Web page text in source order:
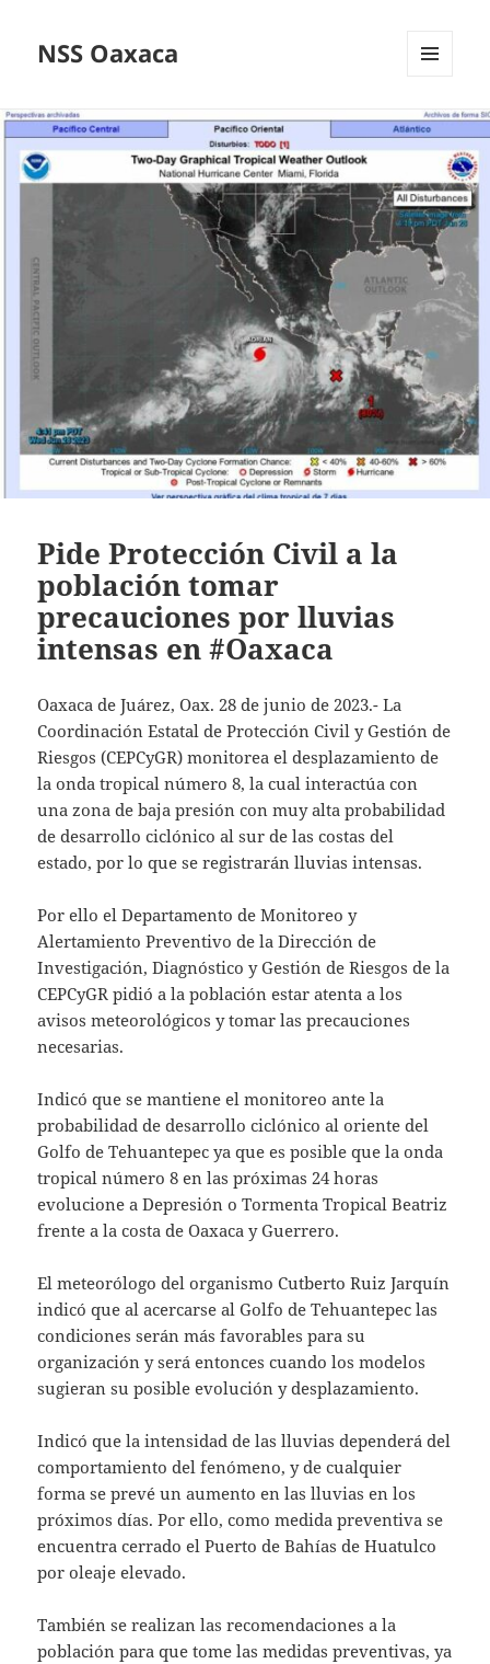
NSS Oaxaca
WIDGETS
Pide Protección Civil a la
población tomar
precauciones por lluvias
intensas en #Oaxaca
Oaxaca de Juárez, Oax. 28 de junio de 2023.- La
Coordinación Estatal de Protección Civil y Gestión de
Riesgos (CEPCyGR) monitorea el desplazamiento de
la onda tropical número 8, la cual interactúa con
una zona de baja presión con muy alta probabilidad
de desarrollo ciclónico al sur de las costas del
estado, por lo que se registrarán lluvias intensas.
Por ello el Departamento de Monitoreo y
Alertamiento Preventivo de la Dirección de
Investigación, Diagnóstico y Gestión de Riesgos de la
CEPCyGR pidió a la población estar atenta a los
avisos meteorológicos y tomar las precauciones
necesarias.
Indicó que se mantiene el monitoreo ante la
probabilidad de desarrollo ciclónico al oriente del
Golfo de Tehuantepec ya que es posible que la onda
tropical número 8 en las próximas 24 horas
evolucione a Depresión o Tormenta Tropical Beatriz
frente a la costa de Oaxaca y Guerrero.
El meteorólogo del organismo Cutberto Ruiz Jarquín
indicó que al acercarse al Golfo de Tehuantepec las
condiciones serán más favorables para su
organización y será entonces cuando los modelos
sugieran su posible evolución y desplazamiento.
Indicó que la intensidad de las lluvias dependerá del
comportamiento del fenómeno, y de cualquier
forma se prevé un aumento en las lluvias en los
próximos días. Por ello, como medida preventiva se
encuentra cerrado el Puerto de Bahías de Huatulco
por oleaje elevado.
También se realizan las recomendaciones a la
población para que tome las medidas preventivas, ya